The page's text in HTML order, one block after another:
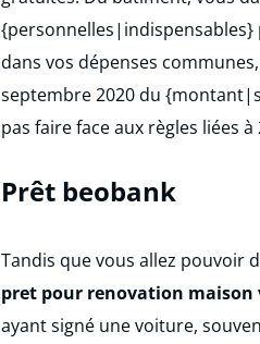
dans vos dépenses
septembre 2020 du
pas faire face aux règles liées à
Prêt beobank
Tandis que vous allez pouvoir
pret pour renovation maison
ayant signé une voiture,